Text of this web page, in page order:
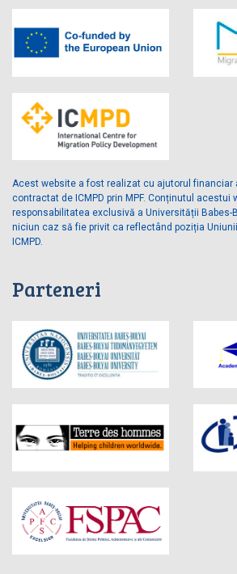
Acest website a fost realizat cu ajutorul financiar
contractat de ICMPD prin MPF. Conținutul acestui
responsabilitatea exclusivă a Universității Babes-
niciun caz să fie privit ca reflectând poziția
ICMPD.
Parteneri